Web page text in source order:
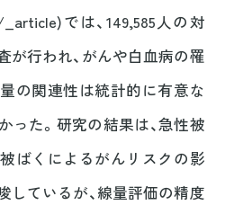
では、149,585人の対
が行われ、がんや白血病の罹
の関連性は統計的に有意な
った。研究の結果は、急性被
ばくによるがんリスクの影
しているが、線量評価の精度